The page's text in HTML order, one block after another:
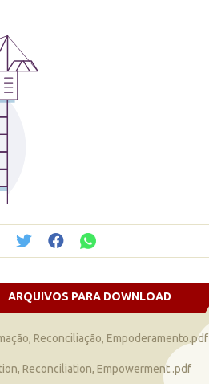
ARQUIVOS PARA DOWNLOAD
Reconciliação, Empoderamento.pdf
Reconciliation, Empowerment..pdf